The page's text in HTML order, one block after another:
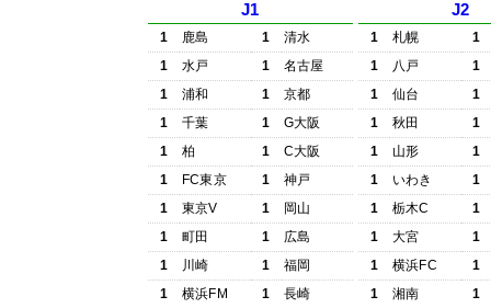
J1
1 鹿島 1
清水
1
水戸 1
名古屋
1
浦和 1
京都
1
千葉 1
G大阪
1
柏 1
C大阪
1
FC東京 1
神戸
1
東京V 1
岡山
1
町田 1
広島
1
川崎 1
福岡
1
横浜FM 1 長崎
J2
1 札幌
1
1
八戸
1
1
仙台
1
1
秋田
1
1
山形
1
1
いわき
1
1
栃木C
1
1
大宮
1
1
横浜FC
1
1
湘南 1